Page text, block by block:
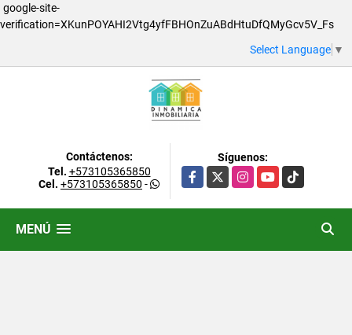
google-site-
verification=XKunPOYAHI2Vtg4yfFBHOnZuABdHtuDfQMyGcv5V_Fs
Select Language ▼
Contáctenos:
Tel. +573105365850
Cel. +573105365850 -
Síguenos:
Facebook
X InstagramYouTubeTikTok
MENÚ